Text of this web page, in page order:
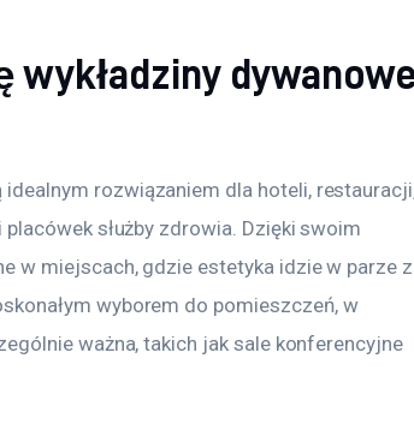
wykładziny dywanowe
idealnym rozwiązaniem dla hoteli,
służby zdrowia. Dzięki swoim
w miejscach, gdzie estetyka idzie w parze z
wyborem do pomieszczeń, w
ważna, takich jak sale konferencyjne